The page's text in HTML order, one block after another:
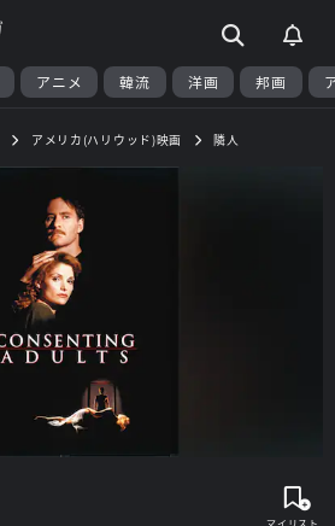
アニメ 韓流 洋画 邦画
アメリカ(ハリウッド)映画 隣人